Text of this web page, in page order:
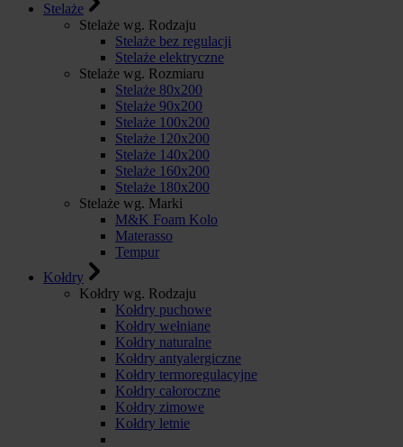
Stelaże
Stelaże wg. Rodzaju
Stelaże bez regulacji
Stelaże elektryczne
Stelaże wg. Rozmiaru
Stelaże 80x200
Stelaże 90x200
Stelaże 100x200
Stelaże 120x200
Stelaże 140x200
Stelaże 160x200
Stelaże 180x200
Stelaże wg. Marki
M&K Foam Kolo
Materasso
Tempur
Kołdry
Kołdry wg. Rodzaju
Kołdry puchowe
Kołdry wełniane
Kołdry naturalne
Kołdry antyalergiczne
Kołdry termoregulacyjne
Kołdry całoroczne
Kołdry zimowe
Kołdry letnie